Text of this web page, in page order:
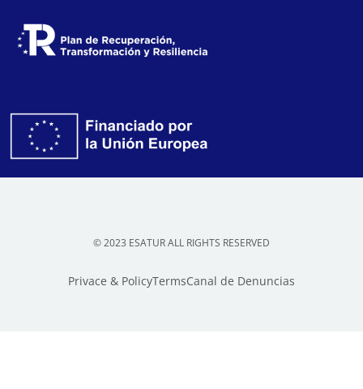
© 2023 ESATUR ALL RIGHTS RESERVED
Privace & PolicyTermsCanal de Denuncias